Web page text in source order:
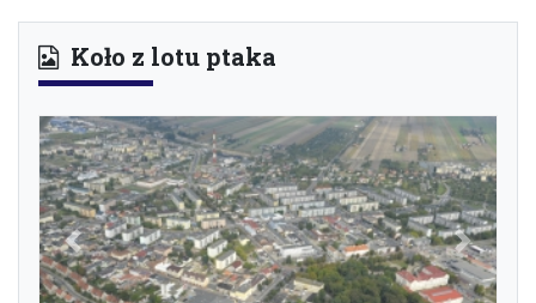
Koło z lotu ptaka
Previous Next